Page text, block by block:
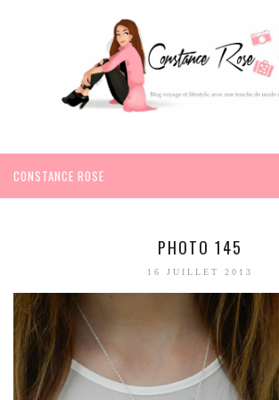
CONSTANCE ROSE
EGYPTE
SEYCHELLES
AMÉRIQUE
MEXIQUE
PHOTO 145
16 JUILLET 2013